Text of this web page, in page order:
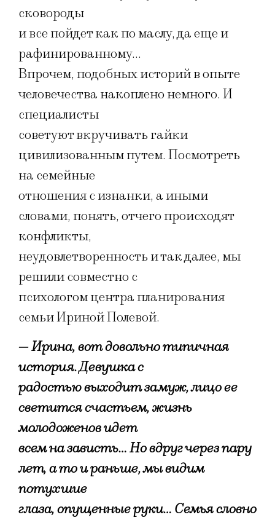
сковороды
и все пойдет как по маслу, да еще и
рафинированному…
Впрочем, подобных историй в опыте
человечества накоплено немного. И
специалисты
советуют вкручивать гайки
цивилизованным путем. Посмотреть
на семейные
отношения с изнанки, а иными
словами, понять, отчего происходят
конфликты,
неудовлетворенность и так далее, мы
решили совместно с
психологом центра планирования
семьи Ириной Полевой.
— Ирина, вот довольно типичная
история. Девушка с
радостью выходит замуж, лицо ее
светится счастьем, жизнь
молодоженов идет
всем на зависть… Но вдруг через пару
лет, а то и раньше, мы видим
потухшие
глаза, опущенные руки… Семья словно